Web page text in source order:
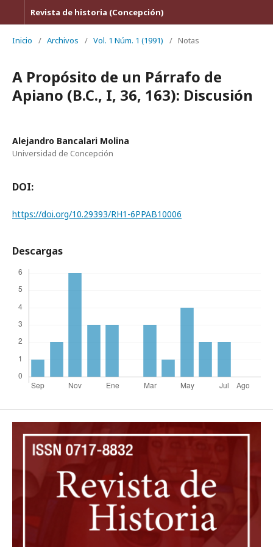
Revista de historia (Concepción)
Inicio / Archivos / Vol. 1 Núm. 1 (1991) / Notas
A Propósito de un Párrafo de
Apiano (B.C., I, 36, 163): Discusión
Alejandro Bancalari Molina
Universidad de Concepción
DOI:
https://doi.org/10.29393/RH1-6PPAB10006
Descargas